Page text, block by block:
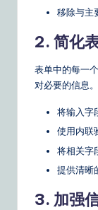
移除与主
2. 简化
表单中的每一
对必要的信息
将输入字
使用内联
将相关字
提供清晰
3. 加强